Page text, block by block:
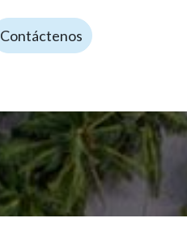
Contáctenos